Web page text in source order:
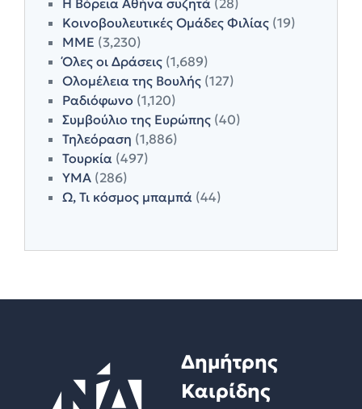
Κοινοβουλευτικές Ομάδες Φιλίας (19)
ΜΜΕ (3,230)
Όλες οι Δράσεις (1,689)
Ολομέλεια της Βουλής (127)
Ραδιόφωνο (1,120)
Συμβούλιο της Ευρώπης (40)
Τηλεόραση (1,886)
Τουρκία (497)
ΥΜΑ (286)
Ω, Τι κόσμος μπαμπά (44)
Δημήτρης
Καιρίδης